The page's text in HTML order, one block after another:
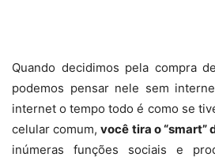
Quando decidimos pela compra
podemos pensar nele sem
internet o tempo todo é como se
celular comum,você tira o “smart”
inúmeras funções sociais e